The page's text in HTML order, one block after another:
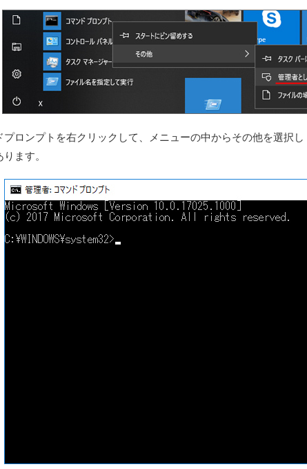
プロンプトを右クリックして、メニューの中からその他を選択
ます。